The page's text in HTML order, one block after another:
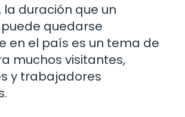
la duración que un
quedarse
en el país es un tema de
muchos visitantes,
y trabajadores